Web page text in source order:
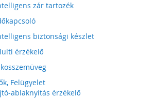
zár tartozék
biztonsági készlet
érzékelő
Felügyelet
ablaknyitás érzékelő